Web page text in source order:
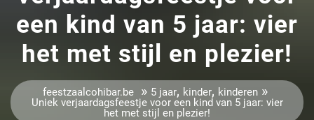
een kind van 5 jaar: vier
het met stijl en plezier!
feestzaalcohibar.be » 5 jaar, kinder, kinderen »
Uniek verjaardagsfeestje voor een kind van 5 jaar: vier
het met stijl en plezier!